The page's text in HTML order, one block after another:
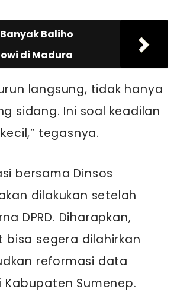
Banyak Baliho
di Madura
langsung, tidak hanya
sidang. Ini soal keadilan
tegasnya.
bersama Dinsos
dilakukan setelah
DPRD. Diharapkan,
bisa segera dilahirkan
reformasi data
Kabupaten Sumenep.